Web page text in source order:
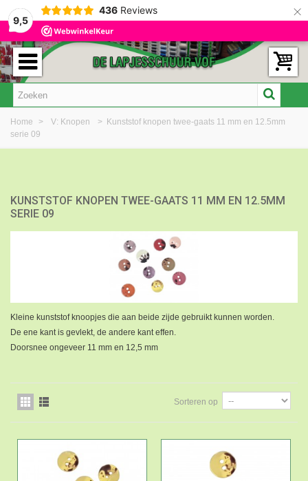
9,5
436 Reviews ×
Home > V: Knopen > Kunststof knopen twee-gaats 11 mm en 12.5mm
serie 09
KUNSTSTOF KNOPEN TWEE-GAATS 11 MM EN 12.5MM
SERIE 09
Kleine kunststof knoopjes die aan beide zijde gebruikt kunnen worden.
De ene kant is gevlekt, de andere kant effen.
Doorsnee ongeveer 11 mm en 12,5 mm
Sorteren op